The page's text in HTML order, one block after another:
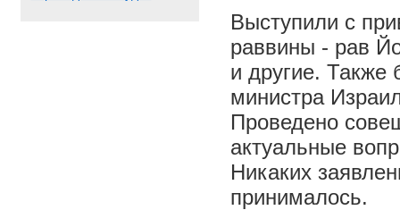
Выступили с
раввины - рав
и другие. Также
министра
Проведено
актуальные
Никаких
принималось.